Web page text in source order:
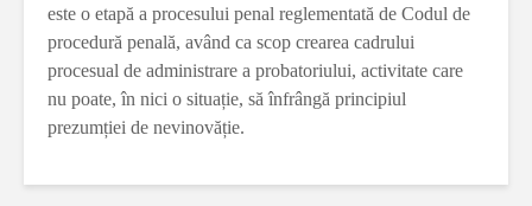
este o etapă a procesului penal reglementată de Codul de
procedură penală, având ca scop crearea cadrului
procesual de administrare a probatoriului, activitate care
nu poate, în nici o situație, să înfrângă principiul
prezumției de nevinovăție.